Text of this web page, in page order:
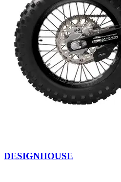
DESIGNHOUSE